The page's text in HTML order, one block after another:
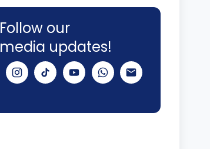
Follow our
media updates!